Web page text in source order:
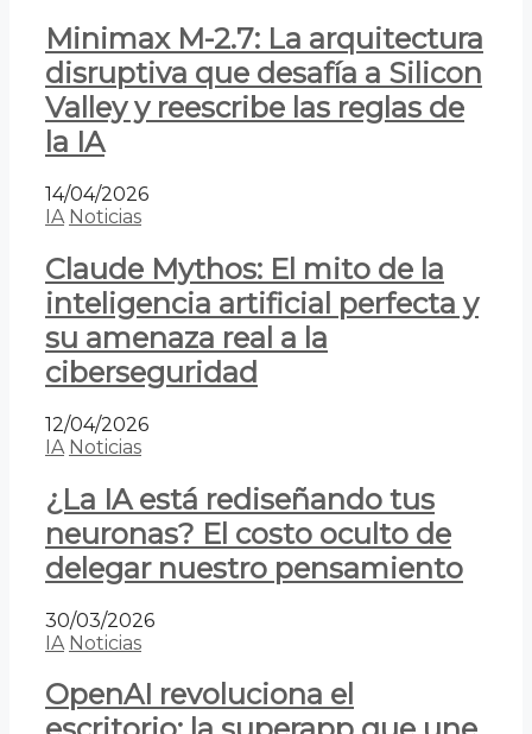
Minimax M-2.7: La arquitectura
disruptiva que desafía a Silicon
Valley y reescribe las reglas de
la IA
14/04/2026
IA Noticias
Claude Mythos: El mito de la
inteligencia artificial perfecta y
su amenaza real a la
ciberseguridad
12/04/2026
IA Noticias
¿La IA está rediseñando tus
neuronas? El costo oculto de
delegar nuestro pensamiento
30/03/2026
IA Noticias
OpenAI revoluciona el